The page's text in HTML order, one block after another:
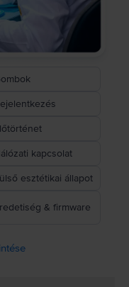
kapcsolat
esztétikai állapot
& firmware